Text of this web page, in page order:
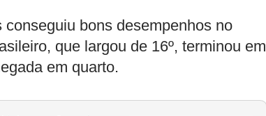
bons desempenhos no
que largou de 16º, terminou em
em quarto.